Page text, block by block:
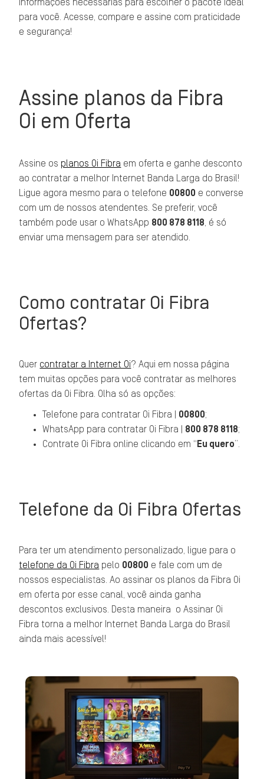
informações necessárias para escolher o pacote ideal
para você. Acesse, compare e assine com praticidade
e segurança!
Assine planos da Fibra
Oi em Oferta
Assine os planos Oi Fibra em oferta e ganhe desconto
ao contratar a melhor Internet Banda Larga do Brasil!
Ligue agora mesmo para o telefone 00800 e converse
com um de nossos atendentes. Se preferir, você
também pode usar o WhatsApp 800 878 8118 , é só
enviar uma mensagem para ser atendido.
Como contratar Oi Fibra
Ofertas?
Quer contratar a Internet Oi? Aqui em nossa página
tem muitas opções para você contratar as melhores
ofertas da Oi Fibra. Olha só as opções:
Telefone para contratar Oi Fibra | 00800;
WhatsApp para contratar Oi Fibra | 800 878 8118;
Contrate Oi Fibra online clicando em “ Eu quero”.
Telefone da Oi Fibra Ofertas
Para ter um atendimento personalizado, ligue para o
telefone da Oi Fibra pelo 00800 e fale com um de
nossos especialistas. Ao assinar os planos da Fibra Oi
em oferta por esse canal, você ainda ganha
descontos exclusivos. Desta maneira o Assinar Oi
Fibra torna a melhor Internet Banda Larga do Brasil
ainda mais acessível!